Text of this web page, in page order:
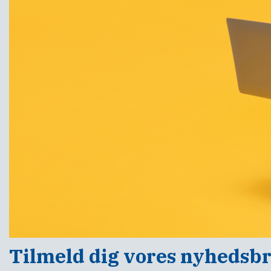
Tilmeld dig vores